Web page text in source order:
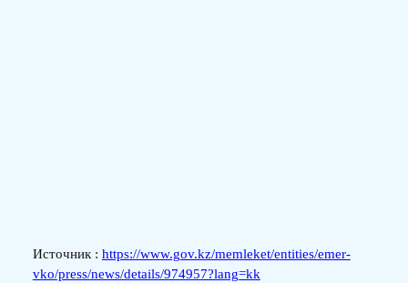
Источник : https://www.gov.kz/memleket/entities/emer-
vko/press/news/details/974957?lang=kk